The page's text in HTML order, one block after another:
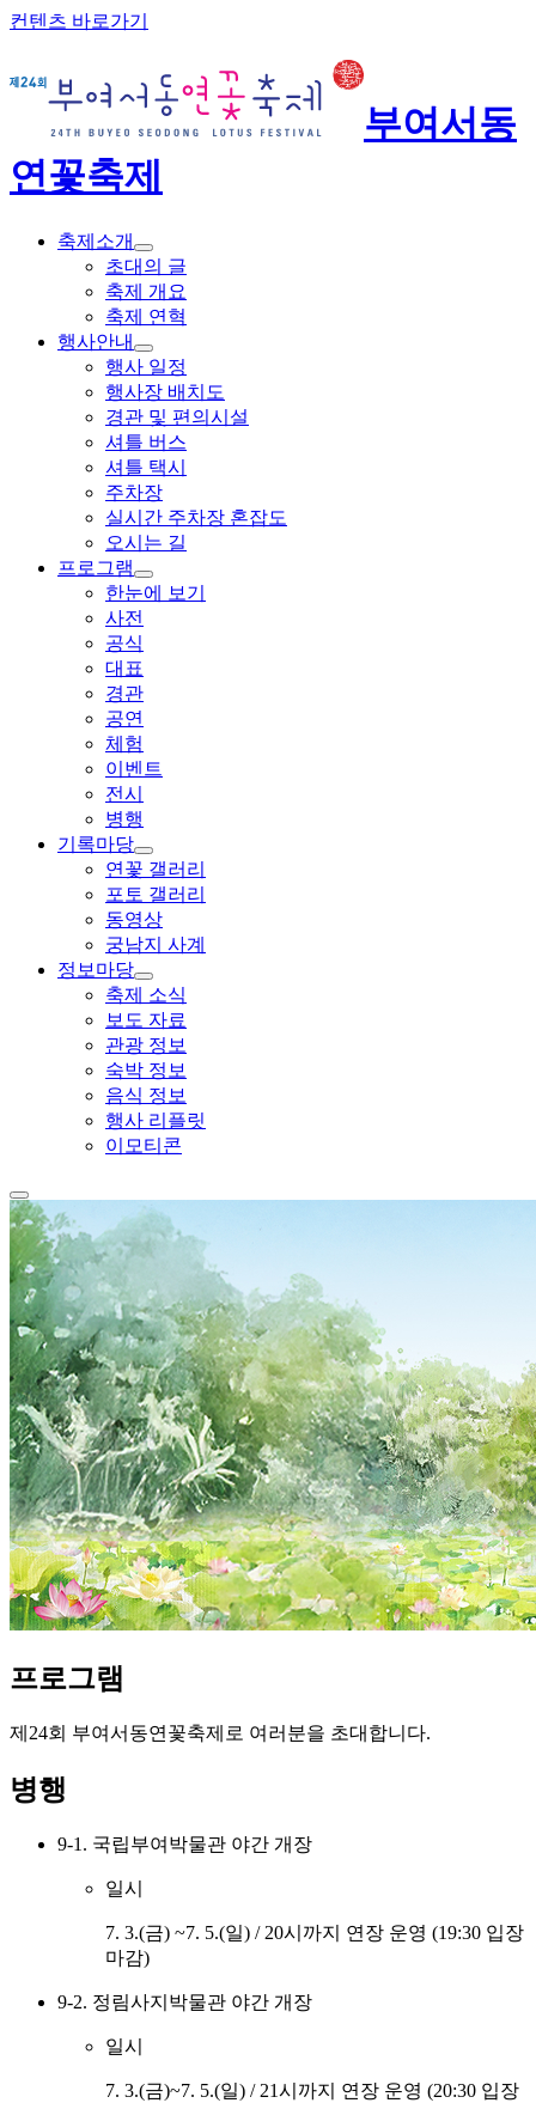
컨텐츠 바로가기
부여서동
연꽃축제
축제소개
초대의 글
축제 개요
축제 연혁
행사안내
행사 일정
행사장 배치도
경관 및 편의시설
셔틀 버스
셔틀 택시
주차장
실시간 주차장 혼잡도
오시는 길
프로그램
한눈에 보기
사전
공식
대표
경관
공연
체험
이벤트
전시
병행
기록마당
연꽃 갤러리
포토 갤러리
동영상
궁남지 사계
정보마당
축제 소식
보도 자료
관광 정보
숙박 정보
음식 정보
행사 리플릿
이모티콘
프로그램
제24회 부여서동연꽃축제로 여러분을 초대합니다.
병행
9-1. 국립부여박물관 야간 개장
일시
7. 3.(금) ~7. 5.(일) / 20시까지 연장 운영 (19:30 입장
마감)
9-2. 정림사지박물관 야간 개장
일시
7. 3.(금)~7. 5.(일) / 21시까지 연장 운영 (20:30 입장